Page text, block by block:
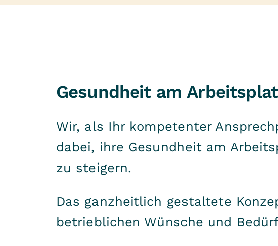
Gesundheit am
Wir, als Ihr kompetenter
dabei, ihre Gesundheit am
zu steigern.
Das ganzheitlich gestaltete
betrieblichen Wünsche und